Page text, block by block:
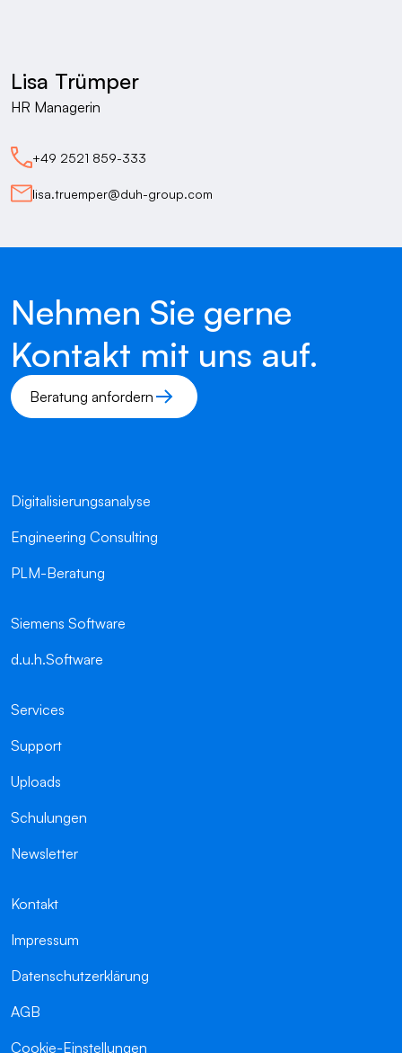
Lisa Trümper
HR Managerin
+49 2521 859-333
lisa.truemper@duh-group.com
Nehmen Sie gerne
Kontakt mit uns auf.
Beratung anfordern
Digitalisierungsanalyse
Engineering Consulting
PLM-Beratung
Siemens Software
d.u.h.Software
Services
Support
Uploads
Schulungen
Newsletter
Kontakt
Impressum
Datenschutzerklärung
AGB
Cookie-Einstellungen